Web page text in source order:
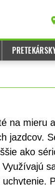
na mieru
jazdcov.
ako